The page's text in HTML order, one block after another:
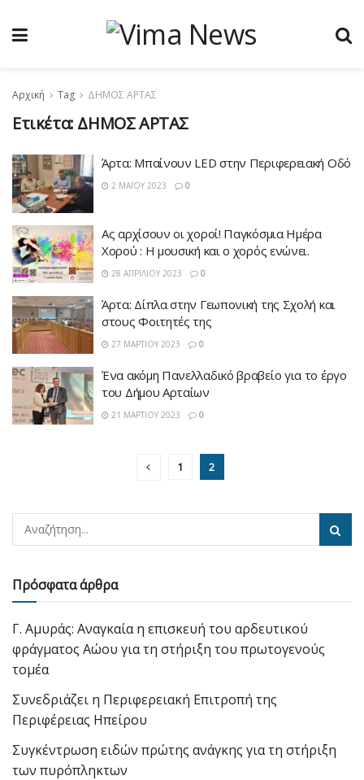
Αρχική Tag ΔΗΜΟΣ ΑΡΤΑΣ
Ετικέτα: ΔΗΜΟΣ ΑΡΤΑΣ
Άρτα: Μπαίνουν LED στην Περιφερειακή Οδό
2 ΜΑΪ́ΟΥ 2023 0
Ας αρχίσουν οι χοροί! Παγκόσμια Ημέρα
Χορού : Η μουσική και ο χορός ενώνει.
28 ΑΠΡΙΛΊΟΥ 2023 0
Άρτα: Δίπλα στην Γεωπονική της Σχολή και
στους Φοιτητές της
27 ΜΑΡΤΊΟΥ 2023 0
Ένα ακόμη Πανελλαδικό βραβείο για το έργο
του Δήμου Αρταίων
21 ΜΑΡΤΊΟΥ 2023 0
1 2
Πρόσφατα άρθρα
Γ. Αμυράς: Αναγκαία η επισκευή του αρδευτικού
φράγματος Αώου για τη στήριξη του πρωτογενούς
τομέα
Συνεδριάζει η Περιφερειακή Επιτροπή της
Περιφέρειας Ηπείρου
Συγκέντρωση ειδών πρώτης ανάγκης για τη στήριξη
των πυρόπληκτων